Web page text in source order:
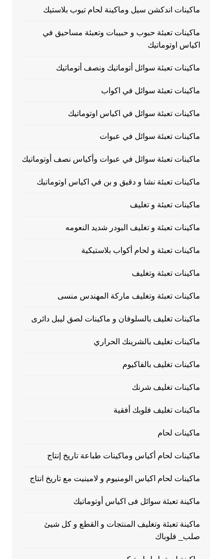
ماكينات اندكشن سيل وماكينة لحام تيوب بلاستيك
ماكينات تعبئة حبوب و حبيبات وتعبئة مساحيق في
اكياس اوتوماتيك
ماكينات تعبئة سوائل أتوماتيك ونصف أتوماتيك
ماكينات تعبئة سوائل في اكواب
ماكينات تعبئة سوائل في اكياس اوتوماتيك
ماكينات تعبئة سوائل في عبوات
ماكينات تعبئة سوائل في عبوات وأكياس نصف أوتوماتيك
ماكينات تعبئة نشا و دقيق و بن في اكياس اوتوماتيك
ماكينات تعبئة و تغليف
ماكينات تعبئة و تغليف البودر شديد النعومه
ماكينات تعبئة و لحام أكواب بلاستيكية
ماكينات تعبئة وتغليف
ماكينات تعبئة وتغليف ماركة المهندس منسى
ماكينات تغليف بالسلوفان و ماكينات لصق ليبل دائرى
ماكينات تغليف بالشرينك الحراري
ماكينات تغليف بالفاكيوم
ماكينات تغليف شرنك
ماكينات تغليف فلوبك أفقية
ماكينات لحام
ماكينات لحام أكياس وماكينات طباعة تاريخ إنتاج
ماكينات لحام اكياس الومنيوم و لامينيت مع تاريخ انتاج
ماكينة تعبئة سوائل فى اكياس أوتوماتيك
ماكينة تعبئة وتغليف المنتجات و القطع و كل شيئ
صلب_ فلوباك